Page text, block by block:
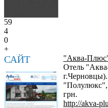
59
4
0
+
САЙТ
"Аква-
Отель
грн.
http://akva-